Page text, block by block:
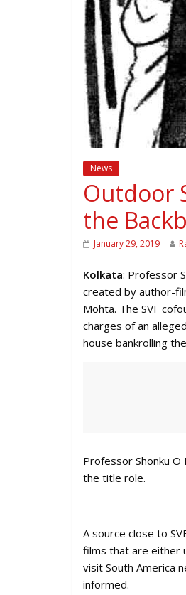
News
Outdoor
the
January 29, 2019
Kolkata: Professor
created by author-
Mohta. The SVF
charges of an
house bankrolling
Professor Shonku
the title role.
A source close to
films that are either
visit South America
informed.